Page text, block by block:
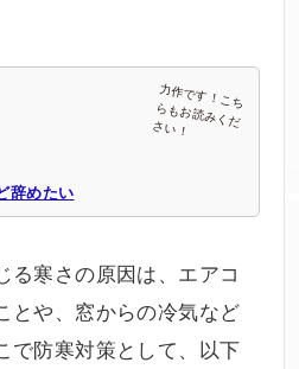
辞めたい
る寒さの原因は、エアコ
とや、窓からの冷気など
で防寒対策として、以下